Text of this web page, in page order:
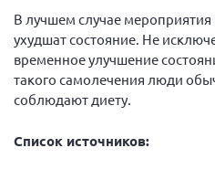
В лучшем случае мероприятия
ухудшат состояние. Не
временное улучшение
такого самолечения люди
соблюдают диету.
Список источников: